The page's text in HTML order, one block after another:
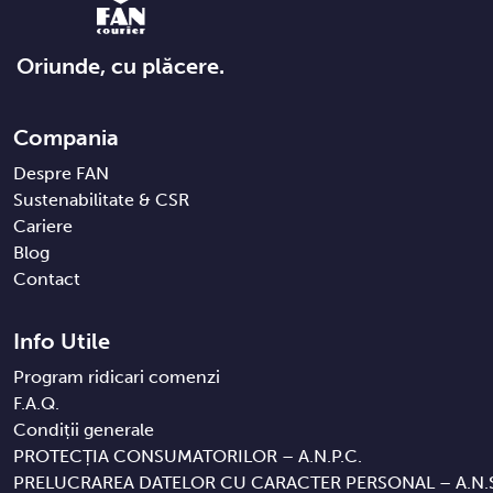
Oriunde, cu plăcere.
Compania
Despre FAN
Sustenabilitate & CSR
Cariere
Blog
Contact
Info Utile
Program ridicari comenzi
F.A.Q.
Condiții generale
PROTECȚIA CONSUMATORILOR – A.N.P.C.
PRELUCRAREA DATELOR CU CARACTER PERSONAL –